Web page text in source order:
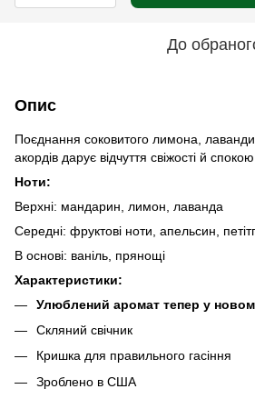
До
Опис
Поєднання соковитого лимона,
акордів дарує відчуття свіжості й спокою.
Ноти:
Верхні: мандарин, лимон, лаванда
Середні: фруктові ноти, апельсин,
В основі: ваніль, прянощі
Характеристики:
Улюблений аромат тепер у
Скляний свічник
Кришка для правильного гасіння
Зроблено в США